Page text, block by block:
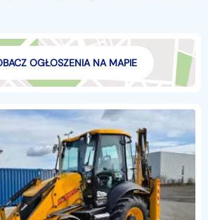
OGŁOSZENIA NA MAPIE